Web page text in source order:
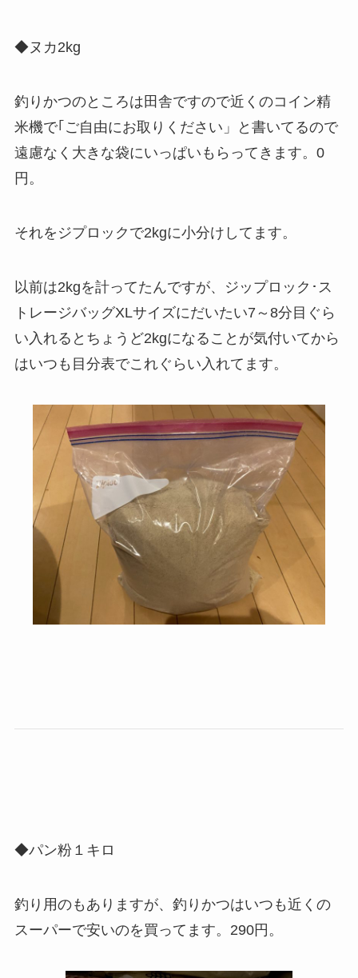
◆ヌカ2kg
釣りかつのところは田舎ですので近くのコイン精
米機で｢ご自由にお取りください」と書いてるので
遠慮なく大きな袋にいっぱいもらってきます。 0
円 。
それをジプロックで2kgに小分けしてます。
以前は2kgを計ってたんですが、ジップロック･ス
トレージバッグXLサイズにだいたい7～8分目ぐら
い入れるとちょうど2kgになることが気付いてから
はいつも目分表でこれぐらい入れてます。
◆パン粉１キロ
釣り用のもありますが、釣りかつはいつも近くの
スーパーで安いのを買ってます。 290円 。